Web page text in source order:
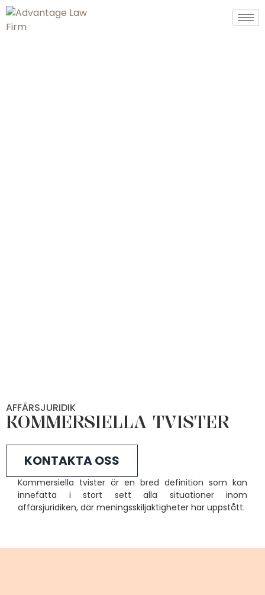
AFFÄRSJURIDIK
KOMMERSIELLA TVISTER
KONTAKTA OSS
Kommersiella tvister är en bred definition som kan
innefatta i stort sett alla situationer inom
affärsjuridiken, där meningsskiljaktigheter har uppstått.